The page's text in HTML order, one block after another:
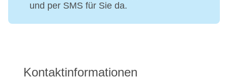
und per SMS für Sie da.
Kontaktinformationen